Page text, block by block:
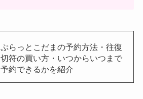
ぷらっとこだまの予約方法・往復
切符の買い方・いつからいつまで
予約できるかを紹介